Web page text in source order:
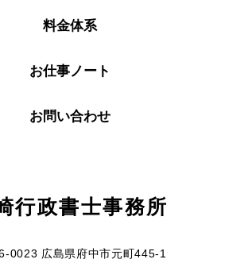
料金体系
お仕事ノート
お問い合わせ
行政書士事務所
0023 広島県府中市元町445-1